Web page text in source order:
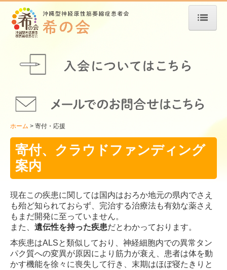
ホーム
活動報告
メディア掲載
研究情報
関連リンク
患者会のお知らせ
市民公開講座
寄付・応援
ご寄付お礼
ホーム 寄付・応援
寄付、クラウドファンディング
案内
現在この疾患に関しては国内はおろか地元の県内でさえ
も殆ど知られておらず、完治する治療法も有効な薬さえ
もまだ開発に⾄っていません。
また、 遺伝性を持った疾患だとわかっております。
本疾患はALSと類似しており、神経細胞内での異常タン
パク質への変異が原因により筋⼒が衰え、患者は体を動
かす機能を徐々に喪失して⾏き、 末期はほぼ寝たきりと